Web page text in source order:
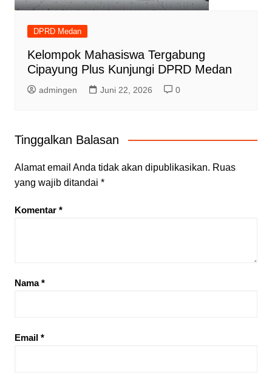
DPRD Medan
Kelompok Mahasiswa Tergabung
Cipayung Plus Kunjungi DPRD Medan
admingen Juni 22, 2026 0
Tinggalkan Balasan
Alamat email Anda tidak akan dipublikasikan. Ruas
yang wajib ditandai *
Komentar *
Nama*
Email *